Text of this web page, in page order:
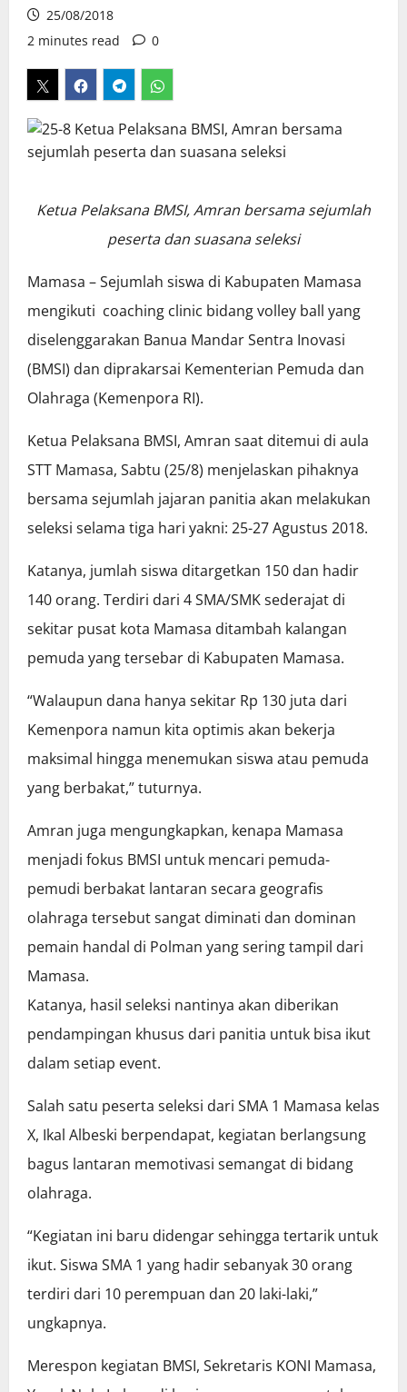
25/08/2018
2 minutes read
0
Ketua Pelaksana BMSI, Amran bersama sejumlah
peserta dan suasana seleksi
Mamasa – Sejumlah siswa di Kabupaten Mamasa
mengikuti coaching clinic bidang volley ball yang
diselenggarakan Banua Mandar Sentra Inovasi
(BMSI) dan diprakarsai Kementerian Pemuda dan
Olahraga (Kemenpora RI).
Ketua Pelaksana BMSI, Amran saat ditemui di aula
STT Mamasa, Sabtu (25/8) menjelaskan pihaknya
bersama sejumlah jajaran panitia akan melakukan
seleksi selama tiga hari yakni: 25-27 Agustus 2018.
Katanya, jumlah siswa ditargetkan 150 dan hadir
140 orang. Terdiri dari 4 SMA/SMK sederajat di
sekitar pusat kota Mamasa ditambah kalangan
pemuda yang tersebar di Kabupaten Mamasa.
“Walaupun dana hanya sekitar Rp 130 juta dari
Kemenpora namun kita optimis akan bekerja
maksimal hingga menemukan siswa atau pemuda
yang berbakat,” tuturnya.
Amran juga mengungkapkan, kenapa Mamasa
menjadi fokus BMSI untuk mencari pemuda-
pemudi berbakat lantaran secara geografis
olahraga tersebut sangat diminati dan dominan
pemain handal di Polman yang sering tampil dari
Mamasa.
Katanya, hasil seleksi nantinya akan diberikan
pendampingan khusus dari panitia untuk bisa ikut
dalam setiap event.
Salah satu peserta seleksi dari SMA 1 Mamasa kelas
X, Ikal Albeski berpendapat, kegiatan berlangsung
bagus lantaran memotivasi semangat di bidang
olahraga.
“Kegiatan ini baru didengar sehingga tertarik untuk
ikut. Siswa SMA 1 yang hadir sebanyak 30 orang
terdiri dari 10 perempuan dan 20 laki-laki,”
ungkapnya.
Merespon kegiatan BMSI, Sekretaris KONI Mamasa,